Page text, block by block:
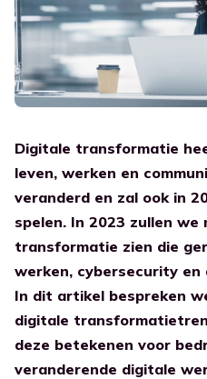
Support portaal
Voor al je vragen
Academy
Leer meer over de werkplek
Combineer legacy en cloud
Educatie
Voor leraren en studenten
Voor bedrijven
Vind een partner
Vind je beste partner en start
Een brug tussen oud en nieuw
Ga naar blog
Whitepaper
Ontdek onze whitepapers
Case study
Wat onze klanten zeggen
Academy
Ga naar Kennisbank
Contact
Carrière
Support
Digitale transformatie
leven, werken en
veranderd en zal ook in
spelen. In 2023 zullen we
transformatie zien die
werken, cybersecurity
In dit artikel bespreken
digitale
deze betekenen voor
veranderende digitale